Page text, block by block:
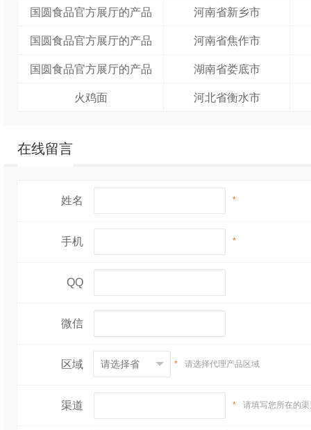
国圆食品官方展厅的产品
河南省新乡市
国圆食品官方展厅的产品
河南省焦作市
国圆食品官方展厅的产品
湖南省娄底市
火鸡面
河北省衡水市
在线留言
姓名 *
手机 *
QQ
微信
区域 * 请选择代理产品区域
渠道 * 请填写您所在的